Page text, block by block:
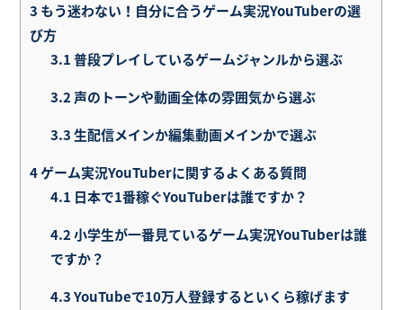
3 もう迷わない！自分に合うゲーム実況YouTuberの選
び方
3.1普段プレイしているゲームジャンルから選ぶ
3.2 声のトーンや動画全体の雰囲気から選ぶ
3.3生配信メインか編集動画メインかで選ぶ
4ゲーム実況YouTuberに関するよくある質問
4.1 日本で1番稼ぐYouTuberは誰ですか？
4.2小学生が一番見ているゲーム実況YouTuberは誰
ですか？
4.3YouTubeで10万人登録するといくら稼げます